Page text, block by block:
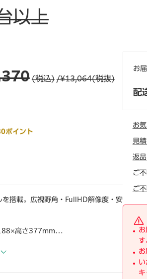
以上
(税込) /¥13,064(税抜)
ポイント
搭載。広視野角・FullHD解像度・安
高さ377mm
お
配
お
見
返
ご
ご
す
お